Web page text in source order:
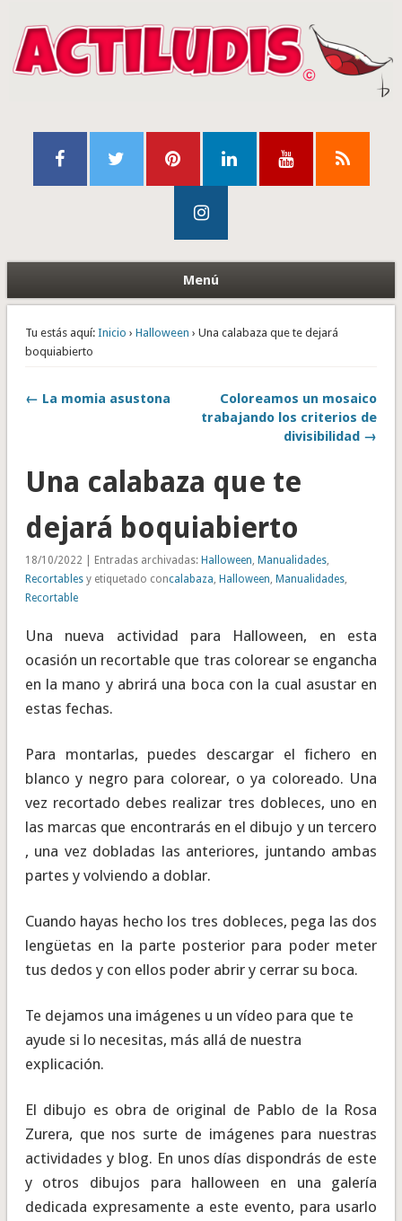
Menú
Tu estás aquí: Inicio › Halloween › Una calabaza que te dejará
boquiabierto
← La momia asustona
Coloreamos un mosaico
trabajando los criterios de
divisibilidad →
Una calabaza que te
dejará boquiabierto
18/10/2022 | Entradas archivadas: Halloween, Manualidades,
Recortablesy etiquetado concalabaza, Halloween, Manualidades,
Recortable
Una nueva actividad para Halloween, en esta
ocasión un recortable que tras colorear se engancha
en la mano y abrirá una boca con la cual asustar en
estas fechas.
Para montarlas, puedes descargar el fichero en
blanco y negro para colorear, o ya coloreado. Una
vez recortado debes realizar tres dobleces, uno en
las marcas que encontrarás en el dibujo y un tercero
, una vez dobladas las anteriores, juntando ambas
partes y volviendo a doblar.
Cuando hayas hecho los tres dobleces, pega las dos
lengüetas en la parte posterior para poder meter
tus dedos y con ellos poder abrir y cerrar su boca.
Te dejamos una imágenes u un vídeo para que te
ayude si lo necesitas, más allá de nuestra
explicación.
El dibujo es obra de original de Pablo de la Rosa
Zurera, que nos surte de imágenes para nuestras
actividades y blog. En unos días dispondrás de este
y otros dibujos para halloween en una galería
dedicada expresamente a este evento, para usarlo